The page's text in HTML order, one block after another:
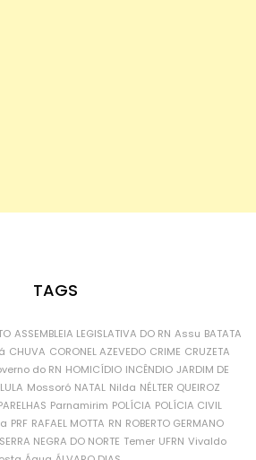
TAGS
ASSEMBLEIA LEGISLATIVA DO RN Assu BATATA
CHUVA CORONEL AZEVEDO CRIME CRUZETA
do RN HOMICÍDIO INCÊNDIO JARDIM DE
LULA Mossoró NATAL Nilda NÉLTER QUEIROZ
Parnamirim POLÍCIA POLÍCIA CIVIL
PRF RAFAEL MOTTA RN ROBERTO GERMANO
SERRA NEGRA DO NORTE Temer UFRN Vivaldo